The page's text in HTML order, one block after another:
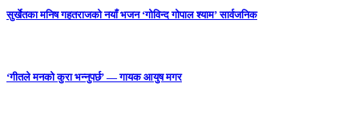
सुर्खेतका मनिष गहतराजको नयाँ भजन ‘गोविन्द गोपाल श्याम’ सार्वजनिक
‘गीतले मनको कुरा भन्नुपर्छ’ — गायक आयुष मगर